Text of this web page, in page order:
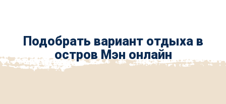
Подобрать вариант отдыха в
остров Мэн онлайн